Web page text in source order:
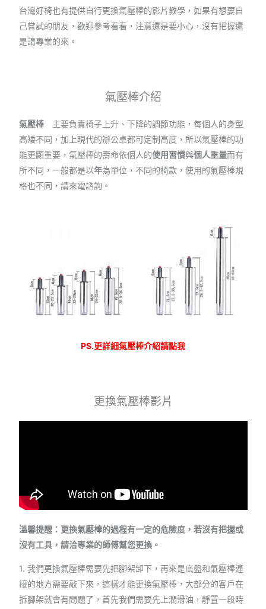
台灣好椅也有提供自行更換氣壓棒的影片教學，如果有想要自
己嘗試的朋友，歡迎參考看看，注意還是要小心，沒有把握還
是請專業的來。
氣壓棒介紹
氣壓棒主要負責椅子上升、下降的調節功能，每個人的身型
高矮不同，加上現代的辦公桌都可定制高度，所以氣壓棒的功
能更顯重要，氣壓棒的壽命依個人的使用習慣與個人重量而有
所不同，一般都是以年為單位，不同的椅款，使用的氣壓棒規
格也不同，請來電諮詢。
PS.更詳細氣壓棒介紹請點我
更換氣壓棒影片
溫馨提醒：更換氣壓棒的過程有一定的危險度，若沒有把握或
沒有工具，請洽專業的師傅幫您更換。
1. 我們更換氣壓棒需要先把腳架卸下，再來是底盤和氣壓棒連
接的地方需要敲下來，這樣才能更換氣壓棒，大部分的客戶在
拆腳架就會有問題了，首先我們需要先上潤滑油，靜置一段時